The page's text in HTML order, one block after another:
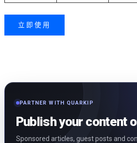
立即使用
PARTNER WITH QUARKIP
Publish your content
Sponsored articles, guest posts and